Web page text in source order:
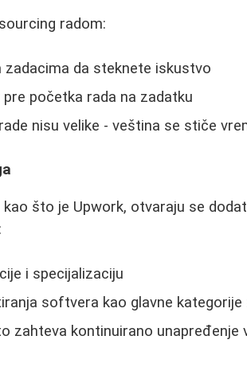
radom:
da steknete iskustvo
početka rada na zadatku
nisu velike - veština se stiče
što je Upwork, otvaraju se
i specijalizaciju
softvera kao glavne kategorije
zahteva kontinuirano unapređenje